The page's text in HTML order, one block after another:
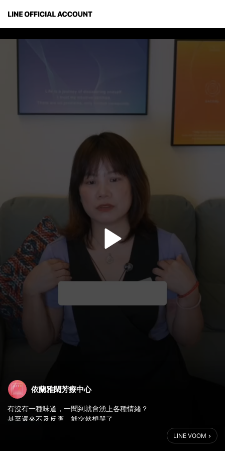
依蘭雅閑芳療中心
有沒有一種味道，一聞到就會湧上各種情緒？
甚至還來不及反應，就突然想哭了。
LINE VOOM